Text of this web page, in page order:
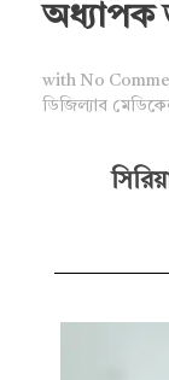
অধ্যাপক
with No
ডিজিল্যাব